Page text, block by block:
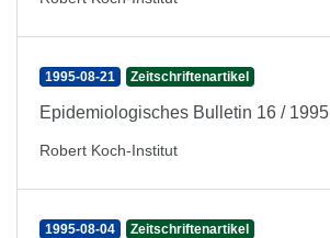
1995-08-21 Zeitschriftenartikel
Epidemiologisches Bulletin 16 / 1995
Robert Koch-Institut
1995-08-04 Zeitschriftenartikel